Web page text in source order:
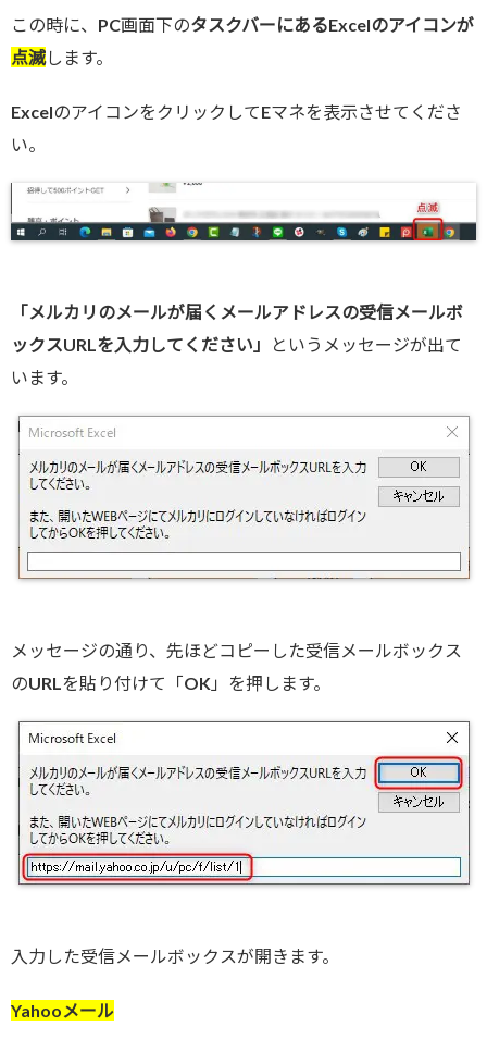
この時に、PC画面下のタスクバーにあるExcelのアイコンが
点滅します。
ExcelのアイコンをクリックしてEマネを表示させてくださ
い。
「メルカリのメールが届くメールアドレスの受信メールボ
ックスURLを入力してください」
というメッセージが出て
います。
メッセージの通り、先ほどコピーした受信メールボックス
のURLを貼り付けて「OK」を押します。
入力した受信メールボックスが開きます。
Yahooメール